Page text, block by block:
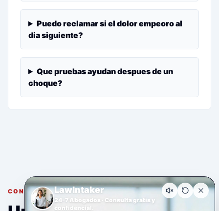
Puedo reclamar si el dolor empeoro al
dia siguiente?
Que pruebas ayudan despues de un
choque?
CONSULTA GRATUITA Y CONFIDENCIAL
LawIntaker
24-7 Abogados · Consulta gratis y
confidencial.